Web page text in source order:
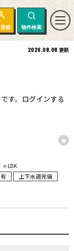
録 物件検索
2026.08.08 更新
す。ログインする
✽LDK
上下水道完備